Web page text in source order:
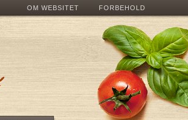
OM WEBSITET FORBEHOLD